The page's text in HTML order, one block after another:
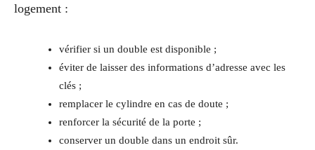
logement :
vérifier si un double est disponible ;
éviter de laisser des informations d’adresse avec les
clés ;
remplacer le cylindre en cas de doute ;
renforcer la sécurité de la porte ;
conserver un double dans un endroit sûr.